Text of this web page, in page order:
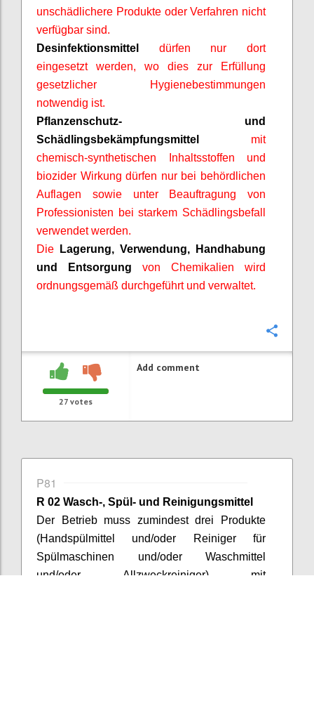
unschädlichere Produkte oder Verfahren nicht
verfügbar sind.
Desinfektionsmittel
dürfen nur dort
eingesetzt werden, wo dies zur Erfüllung
gesetzlicher Hygienebestimmungen
notwendig ist.
Pflanzenschutz- und
Schädlingsbekämpfungsmittel mit
chemisch-synthetischen Inhaltsstoffen und
biozider Wirkung dürfen nur bei behördlichen
Auflagen sowie unter Beauftragung von
Professionisten bei starkem Schädlingsbefall
verwendet werden.
Die
Lagerung, Verwendung, Handhabung
und Entsorgung von Chemikalien wird
ordnungsgemäß durchgeführt und verwaltet.
27 votes
Add comment
P81
R 02 Wasch-, Spül- und Reinigungsmittel
Der Betrieb muss zumindest drei Produkte
(Handspülmittel und/oder Reiniger für
Spülmaschinen und/oder Waschmittel
und/oder Allzweckreiniger) mit